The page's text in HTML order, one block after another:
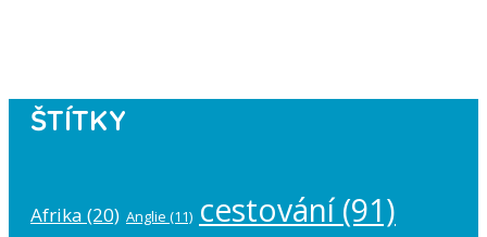
ŠTÍTKY
Afrika (20) Anglie (11) cestování(91)